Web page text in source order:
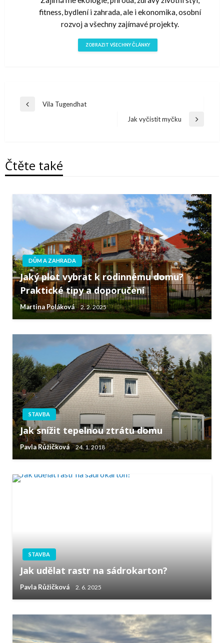
fitness, bydlení i zahrada, ale i ekonomika, osobní
rozvoj a všechny zajímavé projekty.
ZOBRAZIT VŠECHNY ČLÁNKY
Navigace
PředchazíVila Tugendhat
Další
Jak vyčistit myčku
Čtěte také
DŮM A ZAHRADA
Jaký plot vybrat k rodinnému domu?
Praktické tipy a doporučení
Martina Poláková 2. 2. 2025
STAVBA
Jak snížit tepelnou ztrátu domu
Pavla Růžičková 24. 1. 2018
STAVBA
Jak udělat rastr na sádrokarton?
Pavla Růžičková 2. 6. 2025